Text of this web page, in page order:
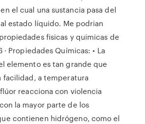
el cual una sustancia pasa del
estado líquido. Me podrian
fisicas y quimicas de
· Propiedades Químicas: • La
elemento es tan grande que
facilidad, a temperatura
reacciona con violencia
la mayor parte de los
contienen hidrógeno, como el